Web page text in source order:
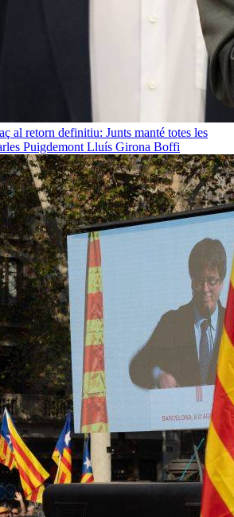
al retorn definitiu: Junts manté totes les
Puigdemont Lluís Girona Boffi